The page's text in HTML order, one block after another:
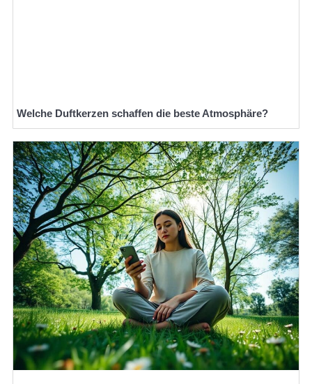
Welche Duftkerzen schaffen die beste Atmosphäre?